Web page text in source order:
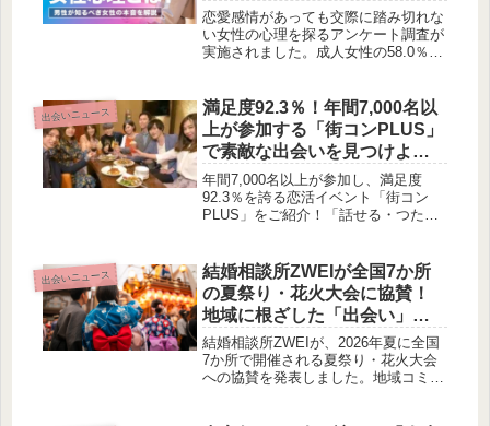
深掘り
恋愛感情があっても交際に踏み切れな
い女性の心理を探るアンケート調査が
実施されました。成人女性の58.0％が
感覚」「女性関係」「将来への不安」
が挙げられています。女性が交際相手
に求めるのは、好きという気持ちだけ
でなく、将来性や信頼感、価値観の一
致といった現実的な要素であることが
明らかになりました。
出会いニュース
満足度92.3％！年間7,000名以
上が参加する「街コンPLUS」
で素敵な出会いを見つけよ
う！
年間7,000名以上が参加し、満足度
92.3％を誇る恋活イベント「街コン
PLUS」をご紹介！「話せる・つたわ
も？初心者でも安心のサポート体制
や、ユニークなコラボ企画、少人数制
の「ぷちっとコン」まで、魅力いっぱ
いのイベントをチェックしよう！
出会いニュース
結婚相談所ZWEIが全国7か所
の夏祭り・花火大会に協賛！
地域に根ざした「出会い」を
育む夏の支援
結婚相談所ZWEIが、2026年夏に全国
7か所で開催される夏祭り・花火大会
への協賛を発表しました。地域コミュ